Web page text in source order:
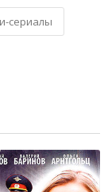
сериалы